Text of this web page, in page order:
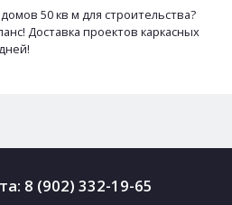
50 кв м для строительства?
Доставка проектов каркасных
8 (902) 332-19-65